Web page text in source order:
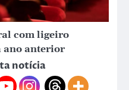
com ligeiro
ano anterior
notícia